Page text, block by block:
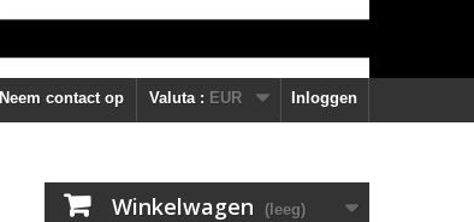
Inloggen
Valuta : EUR
Neem contact op
Winkelwagen (leeg)